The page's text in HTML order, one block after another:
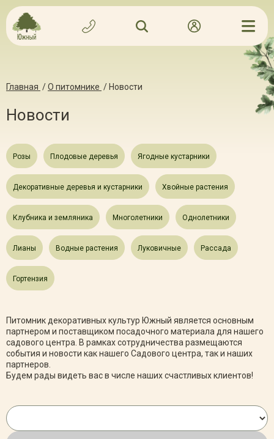
Главная /О питомнике / Новости
Новости
Розы Плодовые деревья Ягодные кустарники
Декоративные деревья и кустарники Хвойные растения
Клубника и земляника Многолетники Однолетники
Лианы Водные растения Луковичные Рассада
Гортензия
Питомник декоративных культур Южный является основным
партнером и поставщиком посадочного материала для нашего
садового центра. В рамках сотрудничества размещаются
события и новости как нашего Садового центра, так и наших
партнеров.
Будем рады видеть вас в числе наших счастливых клиентов!